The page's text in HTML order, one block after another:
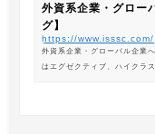
外資系企業・グロー
グ】
https://www.isssc.com/
外資系企業・グローバル企業
はエグゼクティブ、ハイクラ